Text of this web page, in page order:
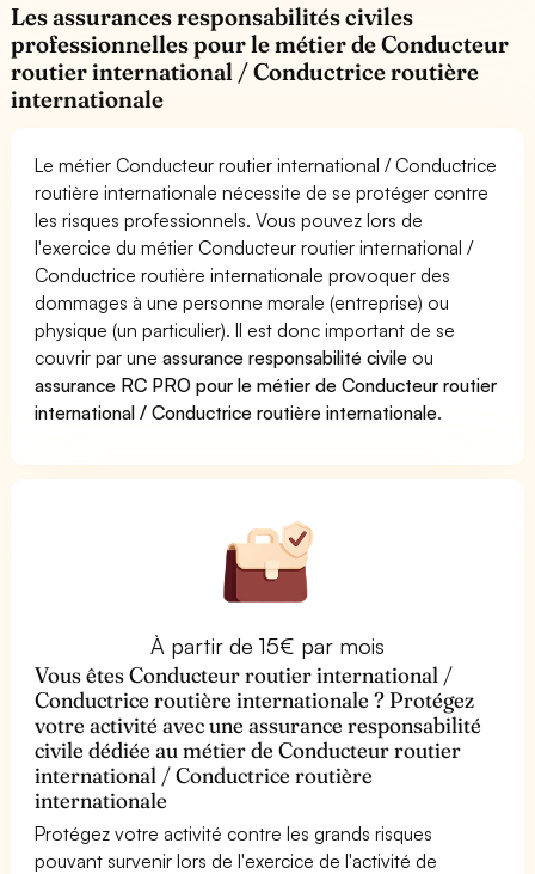
Les assurances responsabilités civiles
professionnelles pour le métier de Conducteur
routier international / Conductrice routière
internationale
Le métier Conducteur routier international / Conductrice
routière internationale nécessite de se protéger contre
les risques professionnels. Vous pouvez lors de
l'exercice du métier Conducteur routier international /
Conductrice routière internationale provoquer des
dommages à une personne morale (entreprise) ou
physique (un particulier). Il est donc important de se
couvrir par uneassurance responsabilité civile ou
assurance RC PRO pour le métier de Conducteur routier
international / Conductrice routière internationale.
À partir de 15€ par mois
Vous êtes Conducteur routier international /
Conductrice routière internationale ? Protégez
votre activité avec une assurance responsabilité
civile dédiée au métier de Conducteur routier
international / Conductrice routière
internationale
Protégez votre activité contre les grands risques
pouvant survenir lors de l'exercice de l'activité de